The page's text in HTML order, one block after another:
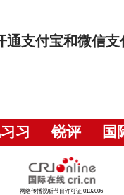
通支付宝和微信支
习 锐评 国
网络传播视听节目许可证 0102006